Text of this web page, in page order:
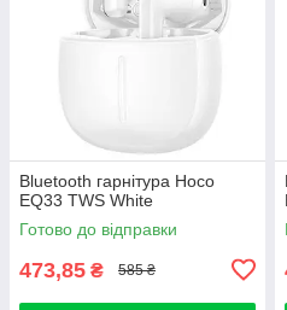
Bluetooth гарнітура Hoco
EQ33 TWS White
Готово до відправки
473,85 ₴ 585 ₴